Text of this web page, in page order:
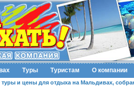
Туры Туристам О компании
и цены для отдыха на Мальдивах,